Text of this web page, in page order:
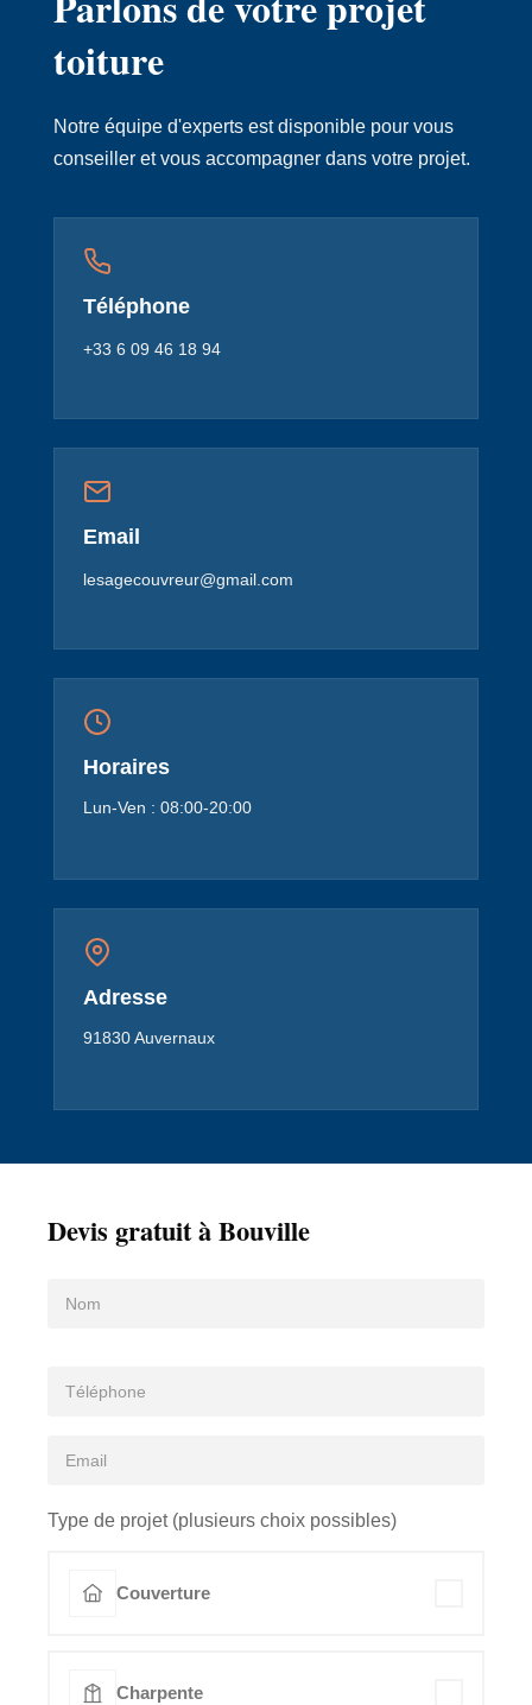
toiture
Notre équipe d'experts est disponible pour vous
conseiller et vous accompagner dans votre projet.
Téléphone
+33 6 09 46 18 94
Email
lesagecouvreur@gmail.com
Horaires
Lun-Ven : 08:00-20:00
Adresse
91830 Auvernaux
Devis gratuit à Bouville
Type de projet (plusieurs choix possibles)
Couverture
Charpente